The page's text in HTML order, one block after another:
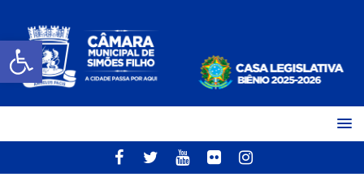
Open toolbar